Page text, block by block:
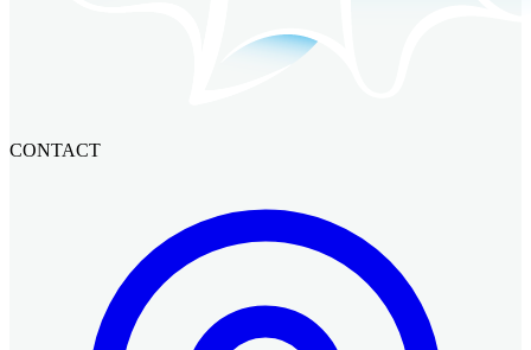
CONTACT